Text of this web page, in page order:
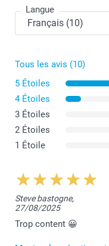
Langue
Tous les avis (10)
5 Étoiles
4 Étoiles
3 Étoiles
2 Étoiles
1 Étoile
Steve bastogne,
27/08/2025
Trop content 😀